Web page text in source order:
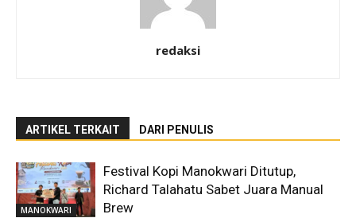
redaksi
ARTIKEL TERKAIT DARI PENULIS
MANOKWARI
Festival Kopi Manokwari Ditutup,
Richard Talahatu Sabet Juara Manual
Brew